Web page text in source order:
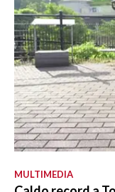
MULTIMEDIA